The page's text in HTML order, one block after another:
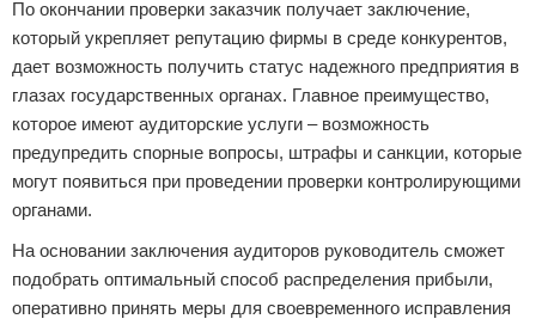
По окончании проверки заказчик получает заключение,
который укрепляет репутацию фирмы в среде конкурентов,
дает возможность получить статус надежного предприятия в
глазах государственных органах. Главное преимущество,
которое имеют аудиторские услуги – возможность
предупредить спорные вопросы, штрафы и санкции, которые
могут появиться при проведении проверки контролирующими
органами.
На основании заключения аудиторов руководитель сможет
подобрать оптимальный способ распределения прибыли,
оперативно принять меры для своевременного исправления